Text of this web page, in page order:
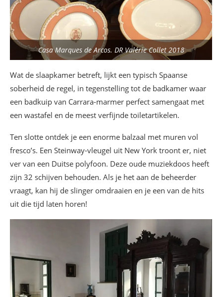
Casa Marques de Arcos. DR Valérie Collet 2018
Wat de slaapkamer betreft, lijkt een typisch Spaanse
soberheid de regel, in tegenstelling tot de badkamer waar
een badkuip van Carrara-marmer perfect samengaat met
een wastafel en de meest verfijnde toiletartikelen.
Ten slotte ontdek je een enorme balzaal met muren vol
fresco’s. Een Steinway-vleugel uit New York troont er, niet
ver van een Duitse polyfoon. Deze oude muziekdoos heeft
zijn 32 schijven behouden. Als je het aan de beheerder
vraagt, kan hij de slinger omdraaien en je een van de hits
uit die tijd laten horen!